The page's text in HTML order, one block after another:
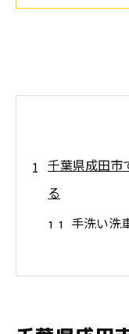
千葉県成田市
る
手洗い洗
口コミで